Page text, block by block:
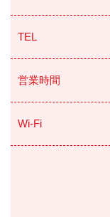
TEL
営業時間
Wi-Fi